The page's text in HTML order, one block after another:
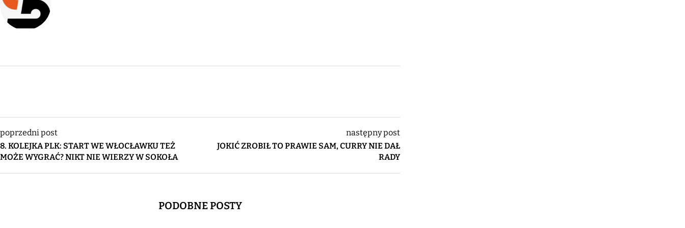
poprzedni post
8. KOLEJKA PLK: START WE WŁOCŁAWKU TEŻ
MOŻE WYGRAĆ? NIKT NIE WIERZY W SOKOŁA
następny post
JOKIĆ ZROBIŁ TO PRAWIE SAM, CURRY NIE DAŁ
RADY
PODOBNE POSTY